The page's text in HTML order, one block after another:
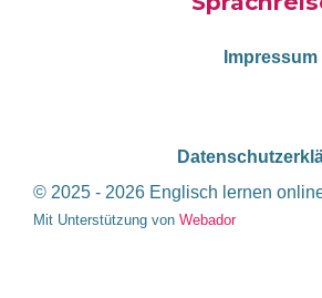
Impressum
© 2025 - 2026 Englisch lernen
Mit Unterstützung von Webador